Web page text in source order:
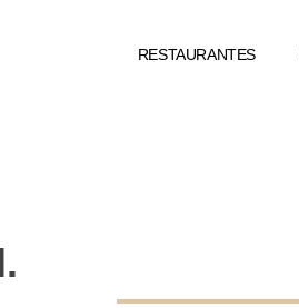
RESTAURANTES